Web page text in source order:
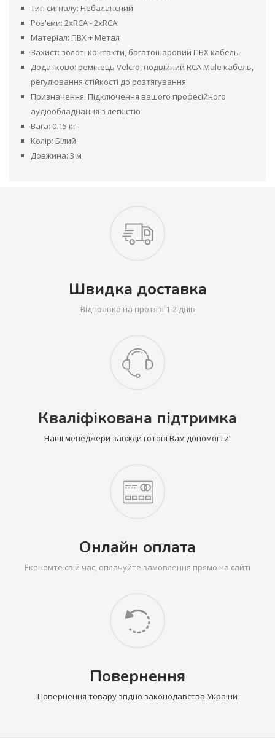
Тип сигналу: Небалансний
Роз'єми: 2хRCA - 2xRCA
Матеріал: ПВХ + Метал
Захист: золоті контакти, багатошаровий ПВХ кабель
Додатково: ремінець Velcro, подвійний RCA Male кабель,
регулювання стійкості до розтягування
Призначення: Підключення вашого професійного
аудіообладнання з легкістю
Вага: 0.15 кг
Колір: Білий
Довжина: 3 м
Швидка доставка
Відправка на протязі 1-2 днів
Кваліфікована підтримка
Наші менеджери завжди готові Вам допомогти!
Онлайн оплата
Економте свій час, оплачуйте замовлення прямо на сайті
Повернення
Повернення товару згідно законодавства України